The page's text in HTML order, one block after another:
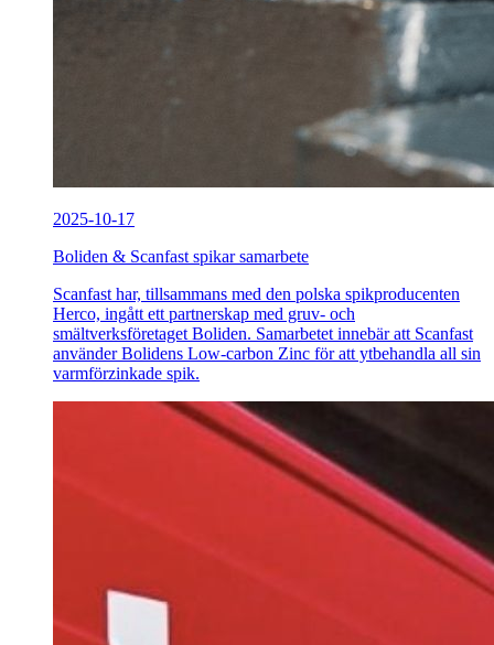
2025-10-17
Boliden & Scanfast spikar samarbete
Scanfast har, tillsammans med den polska spikproducenten
Herco, ingått ett partnerskap med gruv- och
smältverksföretaget Boliden. Samarbetet innebär att Scanfast
använder Bolidens Low-carbon Zinc för att ytbehandla all sin
varmförzinkade spik.